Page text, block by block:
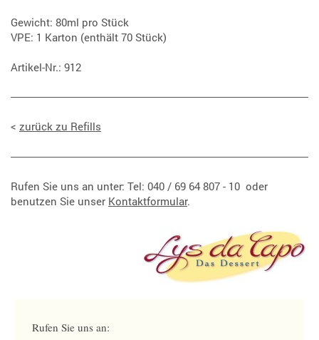
Gewicht: 80ml pro Stück
VPE: 1 Karton (enthält 70 Stück)
Artikel-Nr.: 912
< zurück zu Refills
Rufen Sie uns an unter: Tel: 040 / 69 64 807 - 10 oder
benutzen Sie unser Kontaktformular.
Rufen Sie uns an: